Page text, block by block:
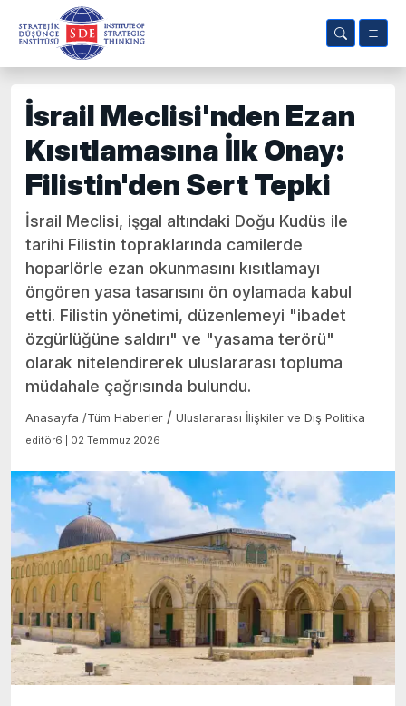
İsrail Meclisi'nden Ezan
Kısıtlamasına İlk Onay:
Filistin'den Sert Tepki
İsrail Meclisi, işgal altındaki Doğu Kudüs ile
tarihi Filistin topraklarında camilerde
hoparlörle ezan okunmasını kısıtlamayı
öngören yasa tasarısını ön oylamada kabul
etti. Filistin yönetimi, düzenlemeyi "ibadet
özgürlüğüne saldırı" ve "yasama terörü"
olarak nitelendirerek uluslararası topluma
müdahale çağrısında bulundu.
Anasayfa /Tüm Haberler / Uluslararası İlişkiler ve Dış Politika
editör6 | 02 Temmuz 2026